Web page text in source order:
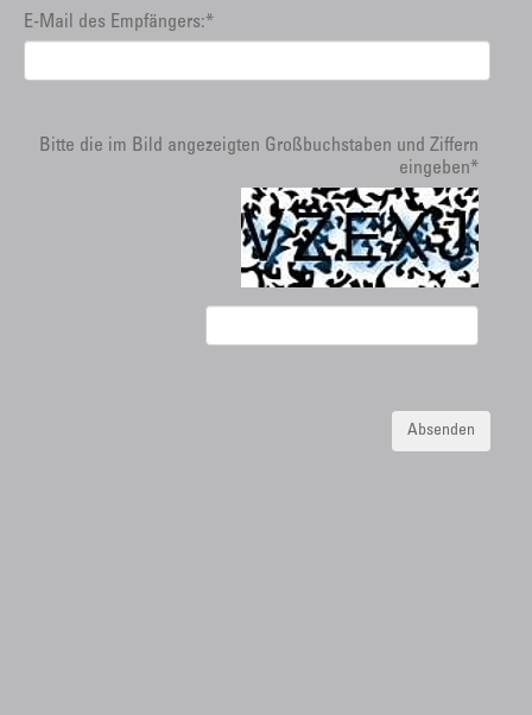
E-Mail des Empfängers:*
Bitte die im Bild angezeigten Großbuchstaben und Ziffern
eingeben*
Absenden